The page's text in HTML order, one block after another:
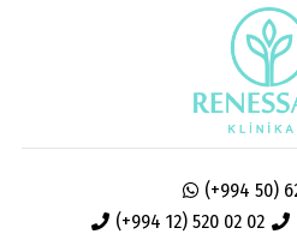
(+994 12) 520 02 02
(+994 50)